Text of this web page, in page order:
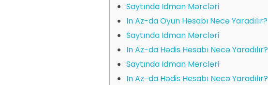
Saytında Idman Mərcləri
In Az-da Oyun Hesabı Necə Yaradılır?
Saytında Idman Mərcləri
In Az-da Hədis Hesabı Necə Yaradılır?
Saytında Idman Mərcləri
In Az-da Hədis Hesabı Necə Yaradılır?